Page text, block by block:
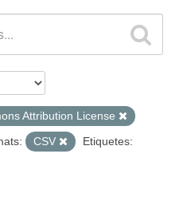
Attribution License
CSV
Etiquetes: